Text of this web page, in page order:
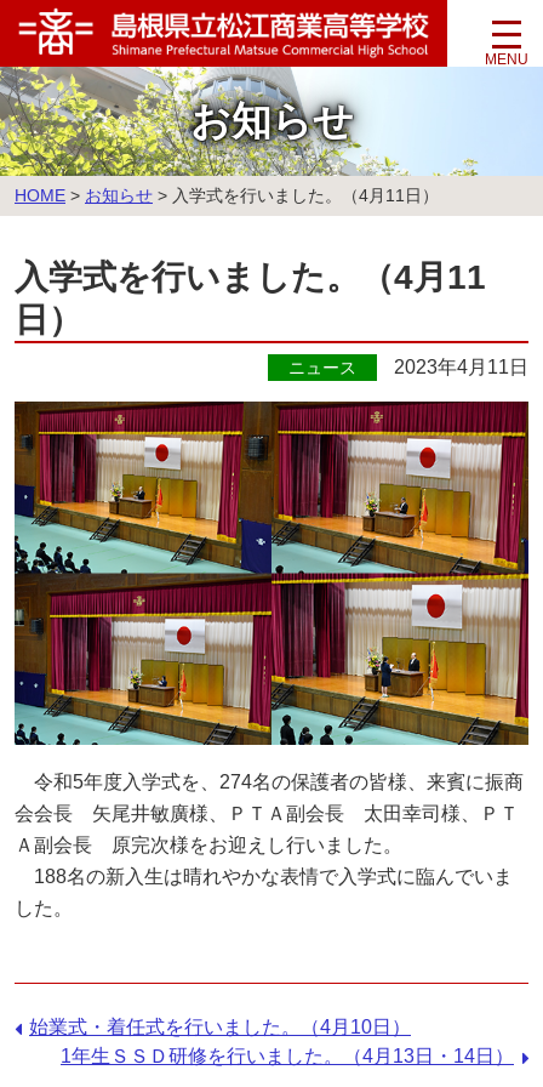
このページの本文へ
お知らせ
こ
の
ー
ジ
の
位
HOME > お知らせ > 入学式を行いました。（4月11日）
入学式を行いました。（4月11
日）
ニュース 2023年4月11日
令和5年度入学式を、274名の保護者の皆様、来賓に振商
会会長 矢尾井敏廣様、ＰＴＡ副会長 太田幸司様、ＰＴ
Ａ副会長 原完次様をお迎えし行いました。
188名の新入生は晴れやかな表情で入学式に臨んでいま
した。
前始業式・着任式を行いました。（4月10日）
次
1年生ＳＳＤ研修を行いました。（4月13日・14日）